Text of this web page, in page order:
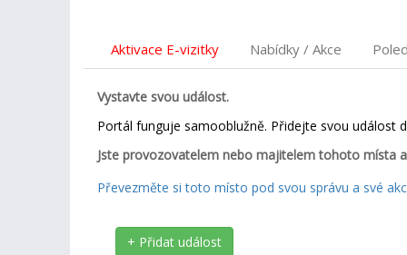
Aktivace E-vizitky Nabídky / Akce
Vystavte svou událost.
Portál funguje samooblužně. Přidejte svou událost
Jste provozovatelem nebo majitelem tohoto místa
Převezměte si toto místo pod svou správu a své
+ Přidat událost